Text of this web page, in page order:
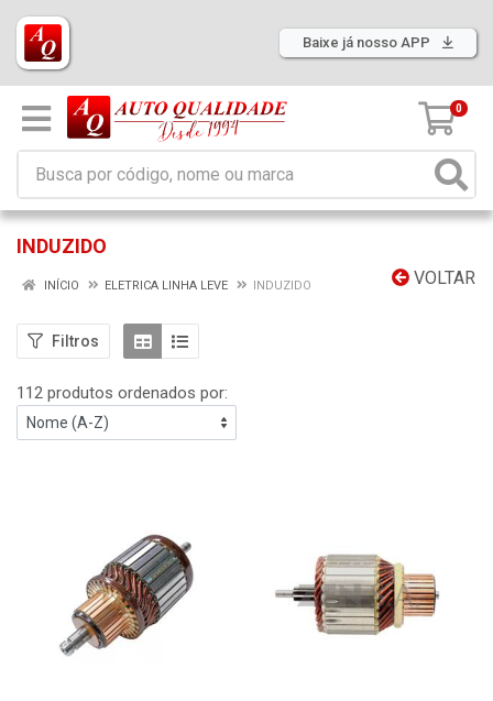
Baixe já nosso APP
0
INDUZIDO
VOLTAR
INÍCIO ELETRICA LINHA LEVE INDUZIDO
Filtros
112 produtos ordenados por: